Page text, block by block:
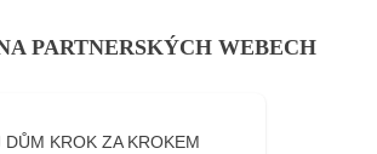
PARTNERSKÝCH WEBECH
DŮM KROK ZA KROKEM